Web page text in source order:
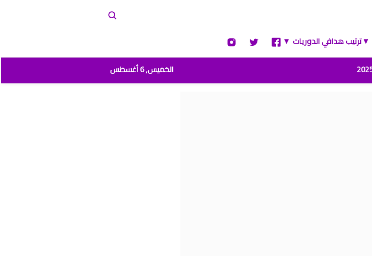
▲ترتيب هدافي الدوريات ▲
الخميس, 6 أغسطس